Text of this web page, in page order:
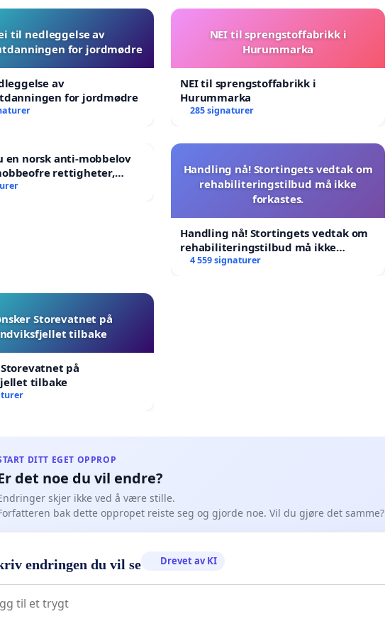
til nedleggelse av
for jordmødre
av
for jordmødre
NEI til sprengstoffabrikk i
Hurummarka
NEI til sprengstoffabrikk i
Hurummarka
285 signaturer
en norsk anti-mobbelov
rettigheter,
og hjelp?
Handling nå! Stortingets vedtak om
rehabiliteringstilbud må ikke
forkastes.
Handling nå! Stortingets vedtak om
rehabiliteringstilbud må ikke
forkastes.
4 559 signaturer
Storevatnet på
tilbake
på
tilbake
DITT EGET OPPROP
det noe du vil endre?
skjer ikke ved å være stille.
bak dette oppropet reiste seg og gjorde noe. Vil du gjøre det samme?
endringen du vil se Drevet av KI